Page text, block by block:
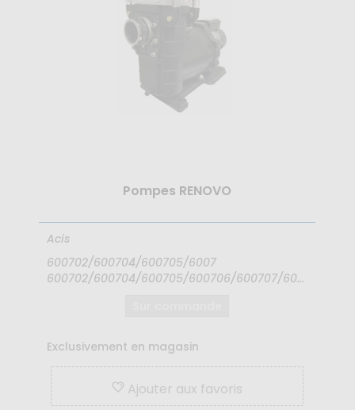
Pompes RENOVO
Acis
600702/600704/600705/6007
600702/600704/600705/600706/600707/60...
Exclusivement en magasin
Ajouter aux favoris